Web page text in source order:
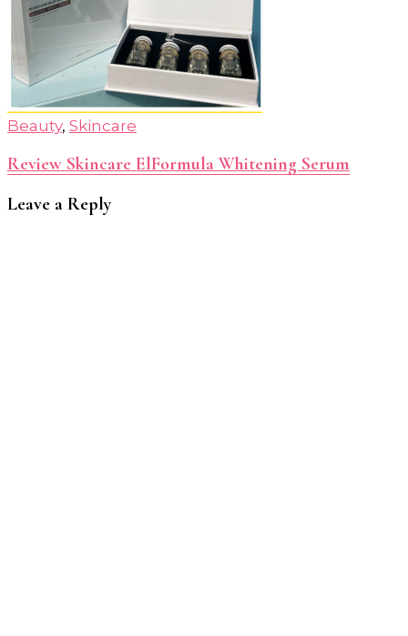
Beauty, Skincare
Review Skincare ElFormula Whitening Serum
Leave a Reply